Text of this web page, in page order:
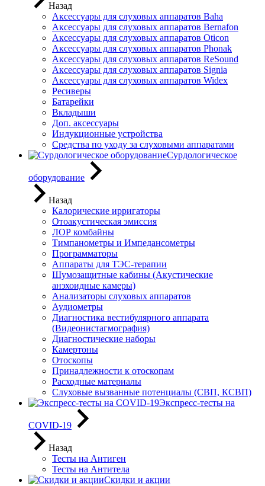
Назад
Аксессуары для слуховых аппаратов Baha
Аксессуары для слуховых аппаратов Bernafon
Аксессуары для слуховых аппаратов Oticon
Аксессуары для слуховых аппаратов Phonak
Аксессуары для слуховых аппаратов ReSound
Аксессуары для слуховых аппаратов Signia
Аксессуары для слуховых аппаратов Widex
Ресиверы
Батарейки
Вкладыши
Доп. аксессуары
Индукционные устройства
Средства по уходу за слуховыми аппаратами
Сурдологическое
оборудование
Назад
Калорические ирригаторы
Отоакустическая эмиссия
ЛОР комбайны
Тимпанометры и Импедансометры
Программаторы
Аппараты для ТЭС-терапии
Шумозащитные кабины (Акустические
анэхоидные камеры)
Анализаторы слуховых аппаратов
Аудиометры
Диагностика вестибулярного аппарата
(Видеонистагмография)
Диагностические наборы
Камертоны
Отоскопы
Принадлежности к отоскопам
Расходные материалы
Слуховые вызванные потенциалы (СВП, КСВП)
Экспресс-тесты на
COVID-19
Назад
Тесты на Антиген
Тесты на Антитела
Скидки и акции